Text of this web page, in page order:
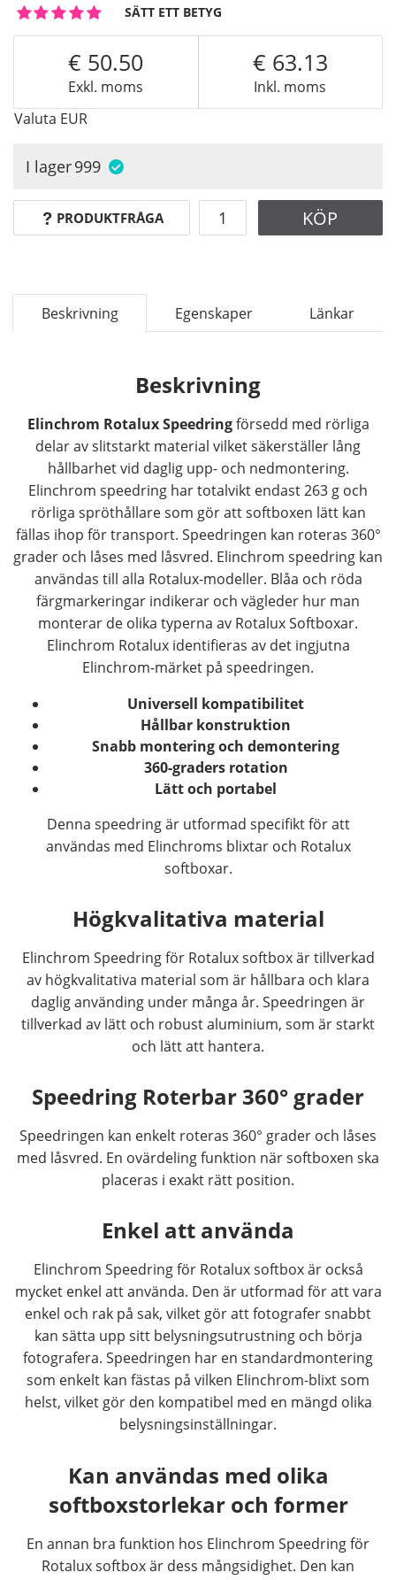
SÄTT ETT BETYG
Exkl. moms
50.50
Inkl. moms
63.13
Valuta EUR
I lager999
PRODUKTFRÅGA KÖP
Beskrivning Egenskaper Länkar
Beskrivning
Elinchrom Rotalux Speedringförsedd med rörliga
delar av slitstarkt material vilket säkerställer lång
hållbarhet vid daglig upp- och nedmontering.
Elinchrom speedring har totalvikt endast 263 g och
rörliga spröthållare som gör att softboxen lätt kan
fällas ihop för transport. Speedringen kan roteras 360°
grader och låses med låsvred. Elinchrom speedring kan
användas till alla Rotalux-modeller. Blåa och röda
färgmarkeringar indikerar och vägleder hur man
monterar de olika typerna av Rotalux Softboxar.
Elinchrom Rotalux identifieras av det ingjutna
Elinchrom-märket på speedringen.
Universell kompatibilitet
Hållbar konstruktion
Snabb montering och demontering
360-graders rotation
Lätt och portabel
Denna speedring är utformad specifikt för att
användas med Elinchroms blixtar och Rotalux
softboxar.
Högkvalitativa material
Elinchrom Speedring för Rotalux softbox är tillverkad
av högkvalitativa material som är hållbara och klara
daglig använding under många år. Speedringen är
tillverkad av lätt och robust aluminium, som är starkt
och lätt att hantera.
Speedring Roterbar 360° grader
Speedringen kan enkelt roteras 360° grader och låses
med låsvred. En ovärdeling funktion när softboxen ska
placeras i exakt rätt position.
Enkel att använda
Elinchrom Speedring för Rotalux softbox är också
mycket enkel att använda. Den är utformad för att vara
enkel och rak på sak, vilket gör att fotografer snabbt
kan sätta upp sitt belysningsutrustning och börja
fotografera. Speedringen har en standardmontering
som enkelt kan fästas på vilken Elinchrom-blixt som
helst, vilket gör den kompatibel med en mängd olika
belysningsinställningar.
Kan användas med olika
softboxstorlekar och former
En annan bra funktion hos Elinchrom Speedring för
Rotalux softbox är dess mångsidighet. Den kan